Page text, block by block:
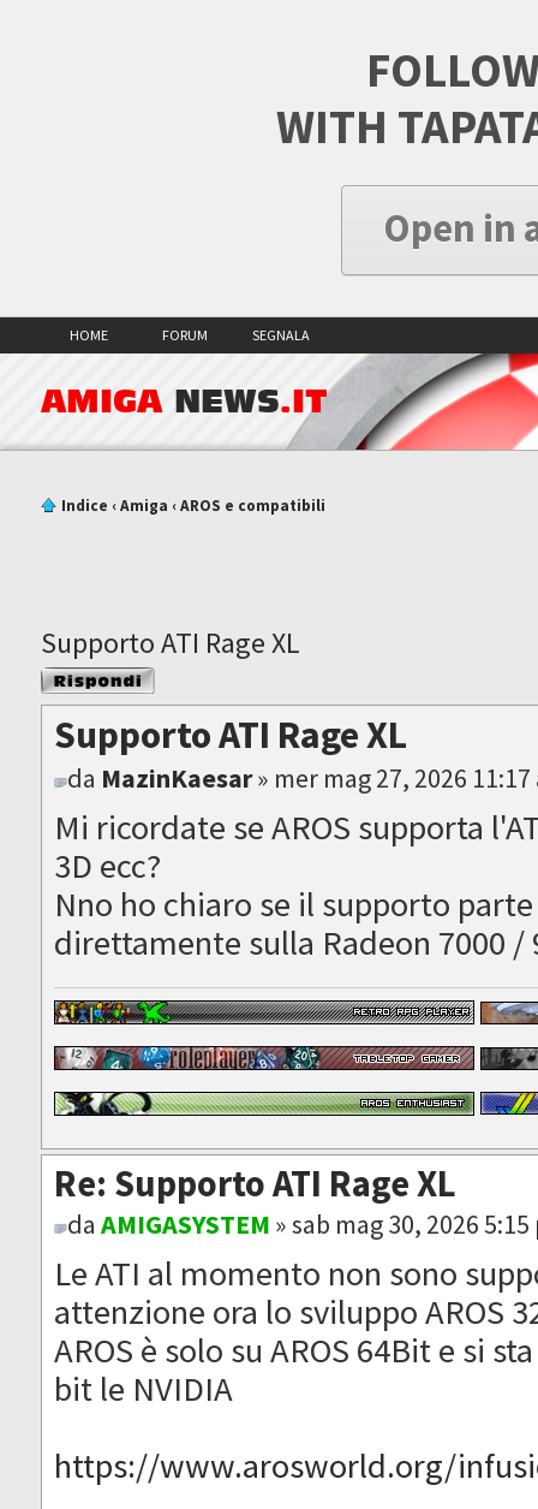
WITH
Open in
HOME FORUM SEGNALA
AMIGA NEWS.IT
Indice ‹Amiga ‹AROS e compatibili
Supporto ATI Rage XL
Rispondi al
messaggio
Supporto ATI Rage XL
da MazinKaesar» mer mag 27, 2026 11:17
Mi ricordate se AROS supporta
3D ecc?
Nno ho chiaro se il supporto
direttamente sulla Radeon 7000 /
Re: Supporto ATI Rage XL
daAMIGASYSTEM » sab mag 30, 2026
Le ATI al momento non sono
attenzione ora lo sviluppo AROS
AROS è solo su AROS 64Bit e si
bit le NVIDIA
https://www.arosworld.org/